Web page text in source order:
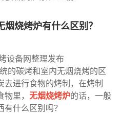
烧烤炉有什么区别？
设备网整理发布
的碳烤和室内无烟烧烤的区
去进行食物的烤制，在烤制
里， 无烟烧烤炉的话，一般
什么区别吗？